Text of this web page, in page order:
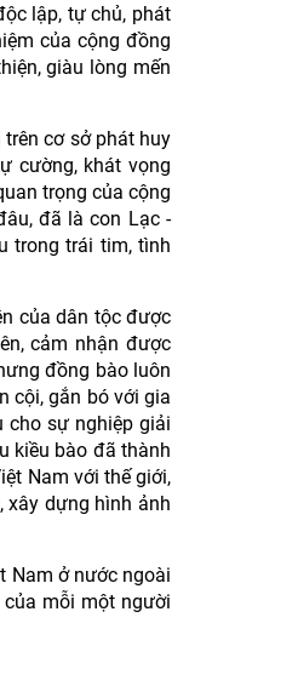
lập, tự chủ, phát
của cộng đồng
giàu lòng mến
cơ sở phát huy
cường, khát vọng
trọng của cộng
đã là con Lạc -
trong trái tim, tình
của dân tộc được
cảm nhận được
đồng bào luôn
cội, gắn bó với gia
cho sự nghiệp giải
kiều bào đã thành
Nam với thế giới,
xây dựng hình ảnh
Nam ở nước ngoài
mỗi một người